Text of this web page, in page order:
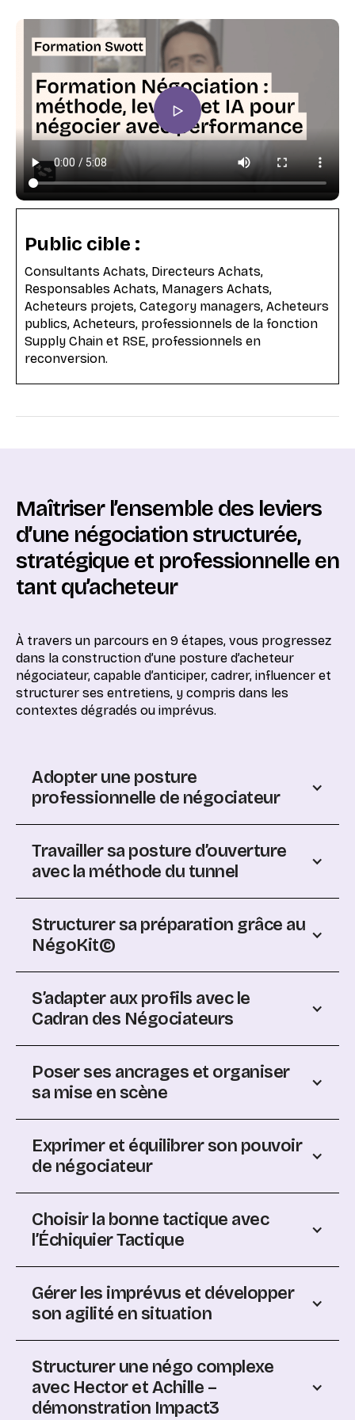
Public cible :
Consultants Achats, Directeurs Achats,
Responsables Achats, Managers Achats,
Acheteurs projets, Category managers, Acheteurs
publics, Acheteurs, professionnels de la fonction
Supply Chain et RSE, professionnels en
reconversion.
Maîtriser l’ensemble des leviers
d’une négociation structurée,
stratégique et professionnelle en
tant qu’acheteur
À travers un parcours en 9 étapes, vous progressez
dans la construction d’une posture d’acheteur
négociateur, capable d’anticiper, cadrer, influencer et
structurer ses entretiens, y compris dans les
contextes dégradés ou imprévus.
Adopter une posture
professionnelle de négociateur
Travailler sa posture d’ouverture
avec la méthode du tunnel
Structurer sa préparation grâce au
NégoKit©
S’adapter aux profils avec le
Cadran des Négociateurs
Poser ses ancrages et organiser
sa mise en scène
Exprimer et équilibrer son pouvoir
de négociateur
Choisir la bonne tactique avec
l’Échiquier Tactique
Gérer les imprévus et développer
son agilité en situation
Structurer une négo complexe
avec Hector et Achille –
démonstration Impact3